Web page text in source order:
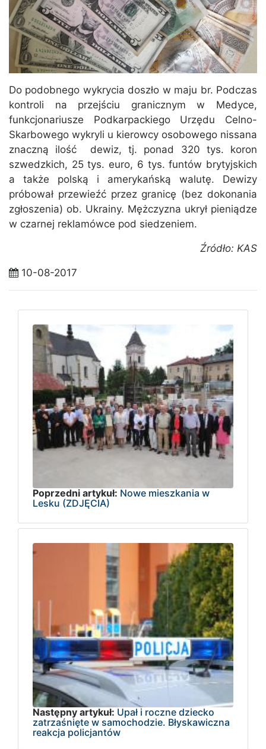
Do podobnego wykrycia doszło w maju br. Podczas
kontroli na przejściu granicznym w Medyce,
funkcjonariusze Podkarpackiego Urzędu Celno-
Skarbowego wykryli u kierowcy osobowego nissana
znaczną ilość dewiz, tj. ponad 320 tys. koron
szwedzkich, 25 tys. euro, 6 tys. funtów brytyjskich
a także polską i amerykańską walutę. Dewizy
próbował przewieźć przez granicę (bez dokonania
zgłoszenia) ob. Ukrainy. Mężczyzna ukrył pieniądze
w czarnej reklamówce pod siedzeniem.
Źródło: KAS
10-08-2017
Poprzedni artykuł: Nowe mieszkania w
Lesku (ZDJĘCIA)
Następny artykuł: Upał i roczne dziecko
zatrzaśnięte w samochodzie. Błyskawiczna
reakcja policjantów